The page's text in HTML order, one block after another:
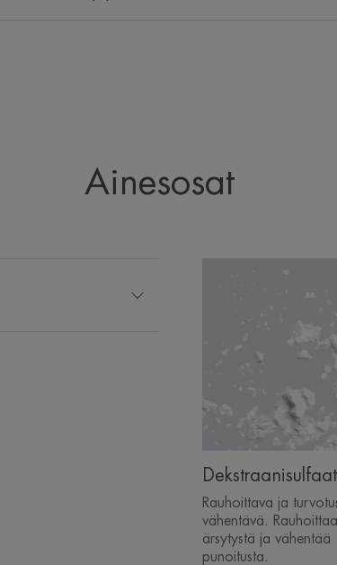
Ainesosat
Rauhoittava ja
vähentävä. Rauhoittaa
ärsytystä ja vähentää
punoitusta.